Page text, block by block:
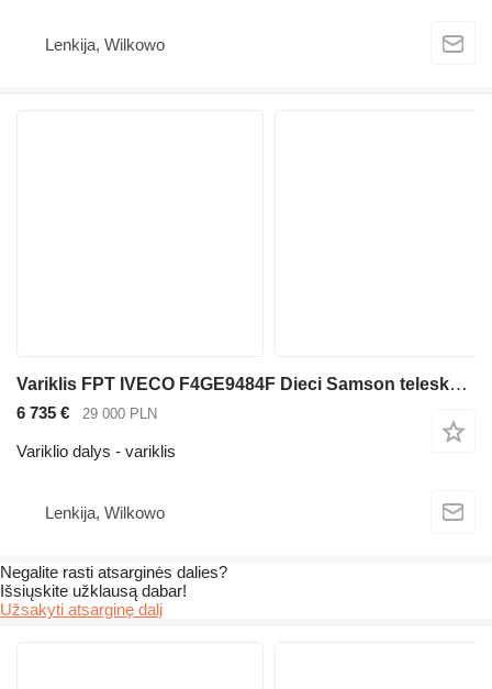
Lenkija, Wilkowo
Variklis FPT IVECO F4GE9484F Dieci Samson teleskopinio frontalinio krautuvo
6 735 € 29 000 PLN
Variklio dalys - variklis
Lenkija, Wilkowo
Negalite rasti atsarginės dalies?
Išsiųskite užklausą dabar!
Užsakyti atsarginę dalį